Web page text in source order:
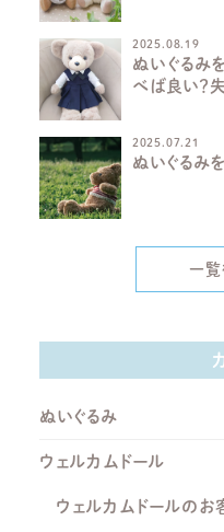
2025.08.19
ぬいぐるみ
べば良い？
2025.07.21
ぬいぐるみ
一覧
ぬいぐるみ
ウェルカムドール
ウェルカムドールのお